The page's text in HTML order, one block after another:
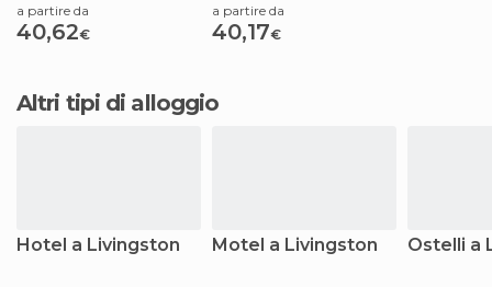
a partire da
40,62€
a partire da
40,17€
Altri tipi di alloggio
Hotel a Livingston Motel a Livingston Ostelli a